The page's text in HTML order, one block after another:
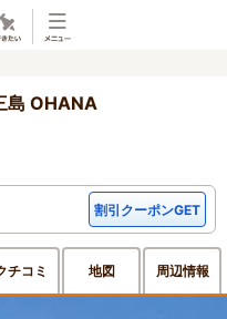
島 OHANA
割引クーポンGET
チコミ 地図 周辺情報